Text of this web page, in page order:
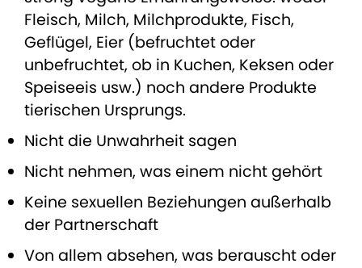
Fleisch, Milch, Milchprodukte, Fisch,
Geflügel, Eier (befruchtet oder
unbefruchtet, ob in Kuchen, Keksen oder
Speiseeis usw.) noch andere Produkte
tierischen Ursprungs.
Nicht die Unwahrheit sagen
Nicht nehmen, was einem nicht gehört
Keine sexuellen Beziehungen außerhalb
der Partnerschaft
Von allem absehen, was berauscht oder